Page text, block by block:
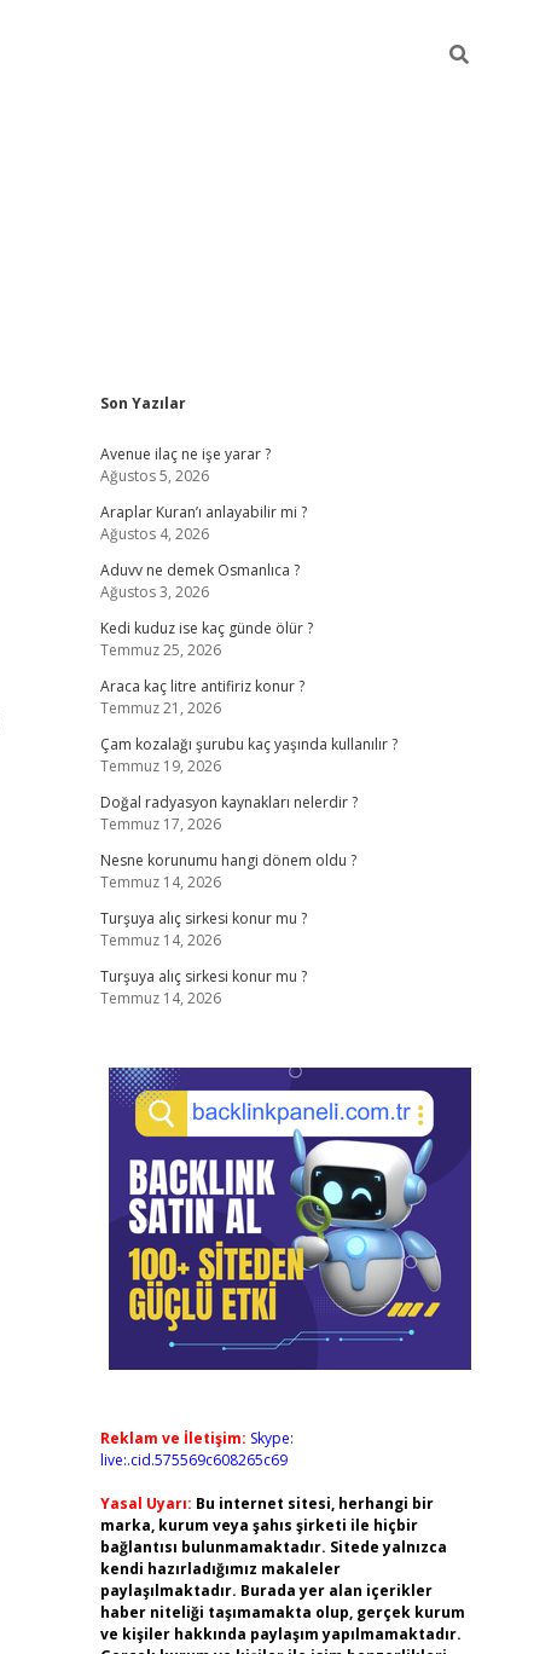
Sidebar
Son Yazılar
Avenue ilaç ne işe yarar ?
Ağustos 5, 2026
Araplar Kuran’ı anlayabilir mi ?
Ağustos 4, 2026
Aduvv ne demek Osmanlıca ?
Ağustos 3, 2026
Kedi kuduz ise kaç günde ölür ?
Temmuz 25, 2026
Araca kaç litre antifiriz konur ?
Temmuz 21, 2026
Çam kozalağı şurubu kaç yaşında kullanılır ?
Temmuz 19, 2026
Doğal radyasyon kaynakları nelerdir ?
Temmuz 17, 2026
Nesne korunumu hangi dönem oldu ?
Temmuz 14, 2026
Turşuya alıç sirkesi konur mu ?
Temmuz 14, 2026
Turşuya alıç sirkesi konur mu ?
Temmuz 14, 2026
Reklam ve İletişim: Skype:
live:.cid.575569c608265c69
Yasal Uyarı: Bu internet sitesi, herhangi bir
marka, kurum veya şahıs şirketi ile hiçbir
bağlantısı bulunmamaktadır. Sitede yalnızca
kendi hazırladığımız makaleler
paylaşılmaktadır. Burada yer alan içerikler
haber niteliği taşımamakta olup, gerçek kurum
ve kişiler hakkında paylaşım yapılmamaktadır.